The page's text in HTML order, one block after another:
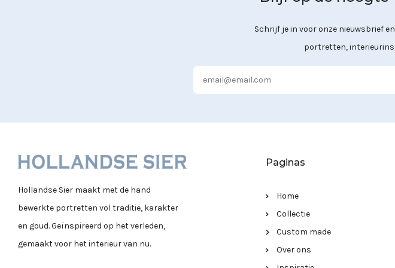
Schrijf je in voor onze nieuwsbrief
portretten,
Hollandse Sier maakt met de hand
bewerkte portretten vol traditie, karakter
en goud. Geïnspireerd op het verleden,
gemaakt voor het interieur van nu.
Paginas
Home
Collectie
Custom made
Over ons